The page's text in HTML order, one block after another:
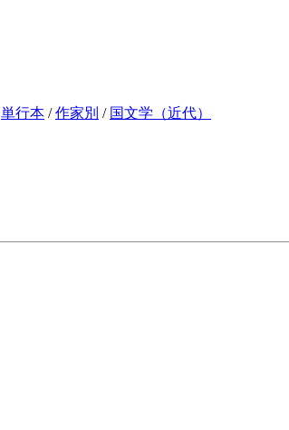
単行本 /作家別 / 国文学（近代）